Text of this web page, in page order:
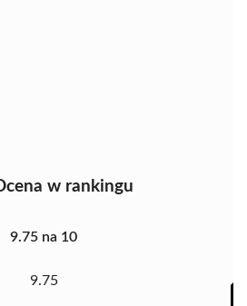
w rankingu
9.75 na 10
9.75